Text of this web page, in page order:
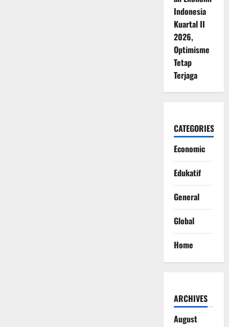
Indonesia
Kuartal II
2026,
Optimisme
Tetap
Terjaga
CATEGORIES
Economic
Edukatif
General
Global
Home
ARCHIVES
August